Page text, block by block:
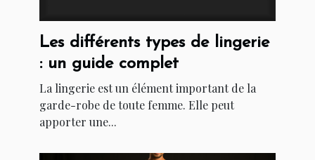
Les différents types de lingerie
: un guide complet
La lingerie est un élément important de la
garde-robe de toute femme. Elle peut
apporter une...